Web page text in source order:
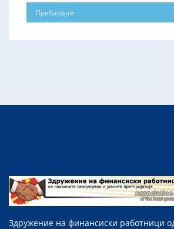
Здружение на финансиски работници